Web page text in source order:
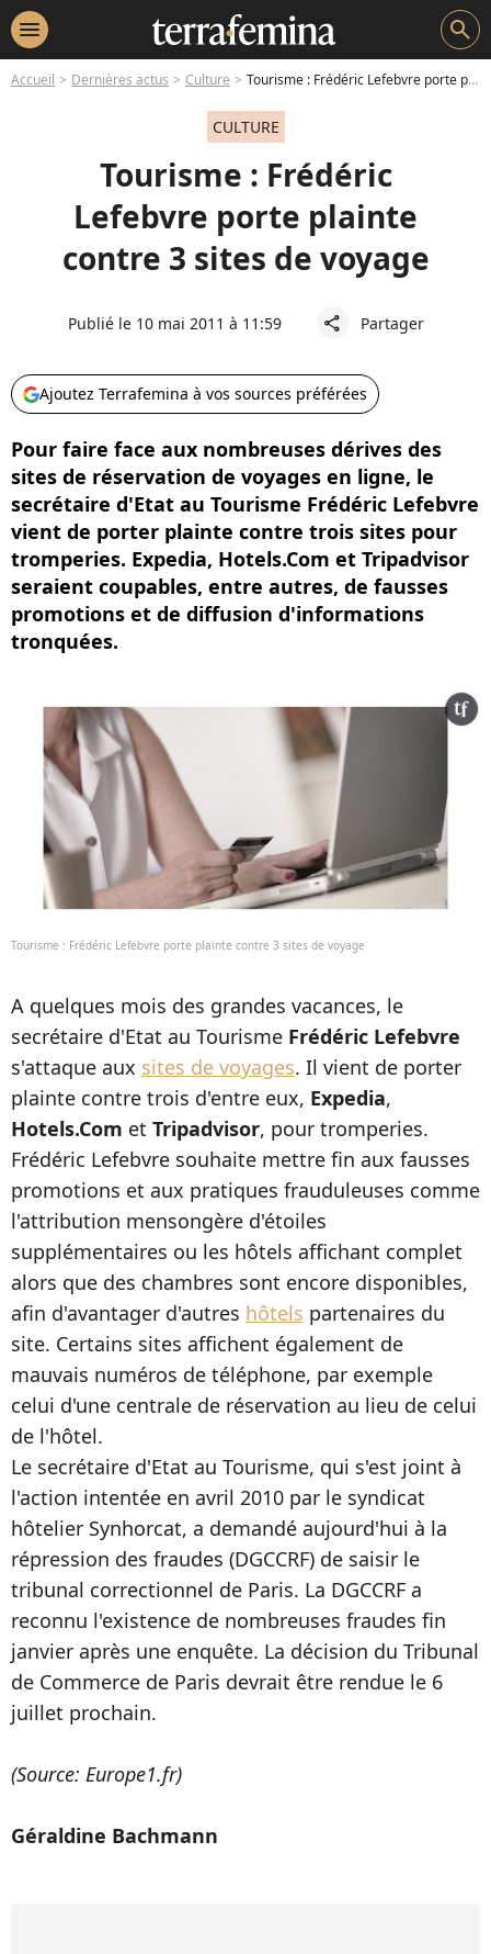
menu search
Accueil Dernières actus Culture Tourisme : Frédéric Lefebvre porte plainte contre 3 sites de voyage
CULTURE
Tourisme : Frédéric
Lefebvre porte plainte
contre 3 sites de voyage
Publié le 10 mai 2011 à 11:59 share Partager
Ajoutez Terrafemina à vos sources préférées
Pour faire face aux nombreuses dérives des
sites de réservation de voyages en ligne, le
secrétaire d'Etat au Tourisme Frédéric Lefebvre
vient de porter plainte contre trois sites pour
tromperies. Expedia, Hotels.Com et Tripadvisor
seraient coupables, entre autres, de fausses
promotions et de diffusion d'informations
tronquées.
Tourisme : Frédéric Lefebvre porte plainte contre 3 sites de voyage
A quelques mois des grandes vacances, le
secrétaire d'Etat au Tourisme Frédéric Lefebvre
s'attaque aux sites de voyages. Il vient de porter
plainte contre trois d'entre eux, Expedia,
Hotels.Com et Tripadvisor, pour tromperies.
Frédéric Lefebvre souhaite mettre fin aux fausses
promotions et aux pratiques frauduleuses comme
l'attribution mensongère d'étoiles
supplémentaires ou les hôtels affichant complet
alors que des chambres sont encore disponibles,
afin d'avantager d'autres hôtels partenaires du
site. Certains sites affichent également de
mauvais numéros de téléphone, par exemple
celui d'une centrale de réservation au lieu de celui
de l'hôtel.
Le secrétaire d'Etat au Tourisme, qui s'est joint à
l'action intentée en avril 2010 par le syndicat
hôtelier Synhorcat, a demandé aujourd'hui à la
répression des fraudes (DGCCRF) de saisir le
tribunal correctionnel de Paris. La DGCCRF a
reconnu l'existence de nombreuses fraudes fin
janvier après une enquête. La décision du Tribunal
de Commerce de Paris devrait être rendue le 6
juillet prochain.
(Source: Europe1.fr)
Géraldine Bachmann